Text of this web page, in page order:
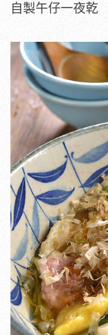
自製午仔一夜乾